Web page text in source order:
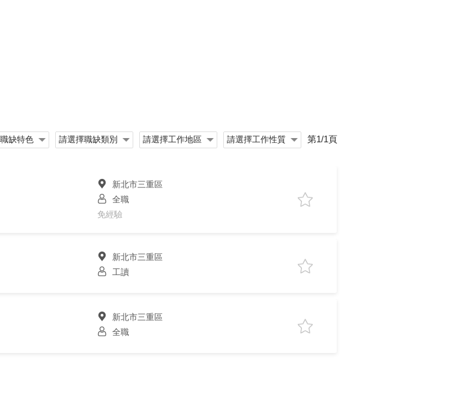
第1/1頁
新北市三重區
全職
免經驗
新北市三重區
工讀
新北市三重區
全職